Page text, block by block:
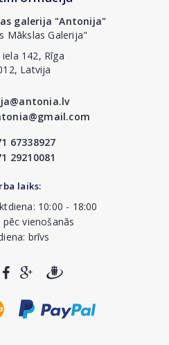
galerija "Antonija"
Mākslas Galerija"
142, Rīga
Latvija
67338927
29210081
laiks:
10:00 - 18:00
pēc vienošanās
brīvs